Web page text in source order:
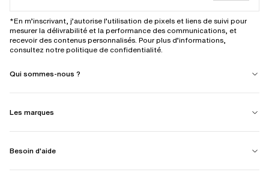
*En m’inscrivant, j’autorise l’utilisation de pixels et liens de suivi pour
mesurer la délivrabilité et la performance des communications, et
recevoir des contenus personnalisés. Pour plus d’informations,
consultez notre politique de confidentialité.
Qui sommes-nous ?
Les marques
Besoin d'aide